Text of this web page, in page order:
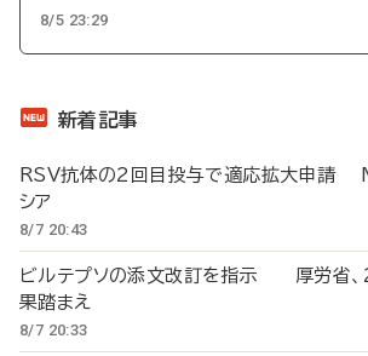
8/5 23:29
新着記事
RSV抗体の2回目投与で適応拡大申請
シア
8/7 20:43
ビルテプソの添文改訂を指示 厚労省
果踏まえ
8/7 20:33